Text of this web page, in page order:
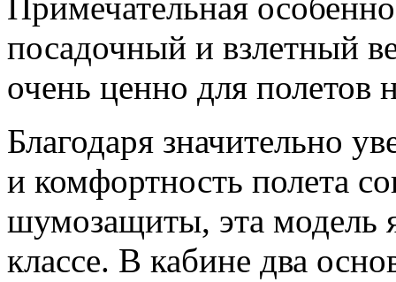
посадочный и взлетный
очень ценно для полетов
Благодаря значительно
и комфортность полета
шумозащиты, эта модель
классе. В кабине два